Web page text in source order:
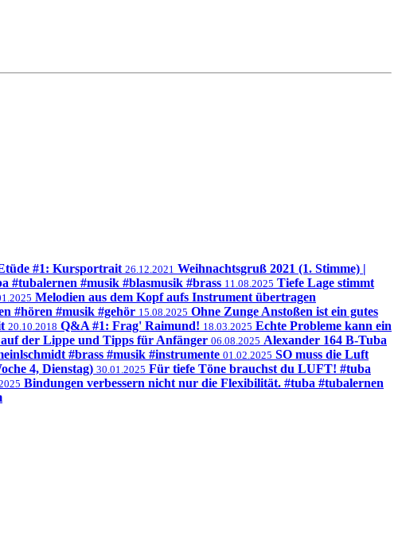
#1: Kursportrait 26.12.2021 Weihnachtsgruß 2021 (1. Stimme) |
#tubalernen #musik #blasmusik #brass 11.08.2025 Tiefe Lage stimmt
Melodien aus dem Kopf aufs Instrument übertragen
#hören #musik #gehör 15.08.2025 Ohne Zunge Anstoßen ist ein gutes
20.10.2018 Q&A #1: Frag' Raimund! 18.03.2025 Echte Probleme kann ein
der Lippe und Tipps für Anfänger 06.08.2025 Alexander 164 B-Tuba
#brass #musik #instrumente 01.02.2025 SO muss die Luft
4, Dienstag) 30.01.2025 Für tiefe Töne brauchst du LUFT! #tuba
Bindungen verbessern nicht nur die Flexibilität. #tuba #tubalernen